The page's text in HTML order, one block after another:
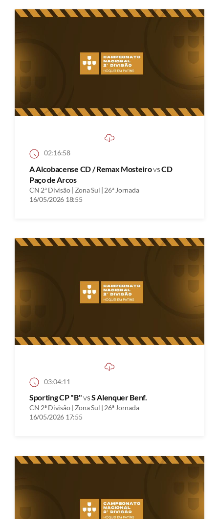
02:16:58
A Alcobacense CD / Remax MosteirovsCD
Paço de Arcos
CN 2ª Divisão | Zona Sul | 26ª Jornada
16/05/2026 18:55
03:04:11
Sporting CP "B"vsS Alenquer Benf.
CN 2ª Divisão | Zona Sul | 26ª Jornada
16/05/2026 17:55